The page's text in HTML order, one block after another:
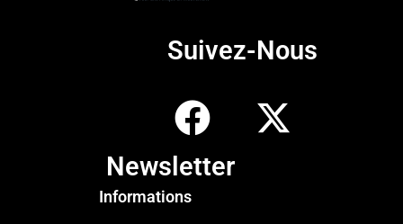
Suivez-Nous
Newsletter
Informations